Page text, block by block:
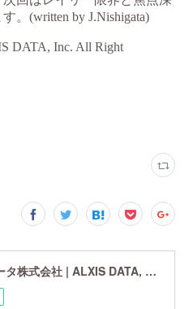
アルシスデータ株式会社 | ALXIS DATA, Inc. | 世界最先端の画像鮮鋭化技術研究開発企業